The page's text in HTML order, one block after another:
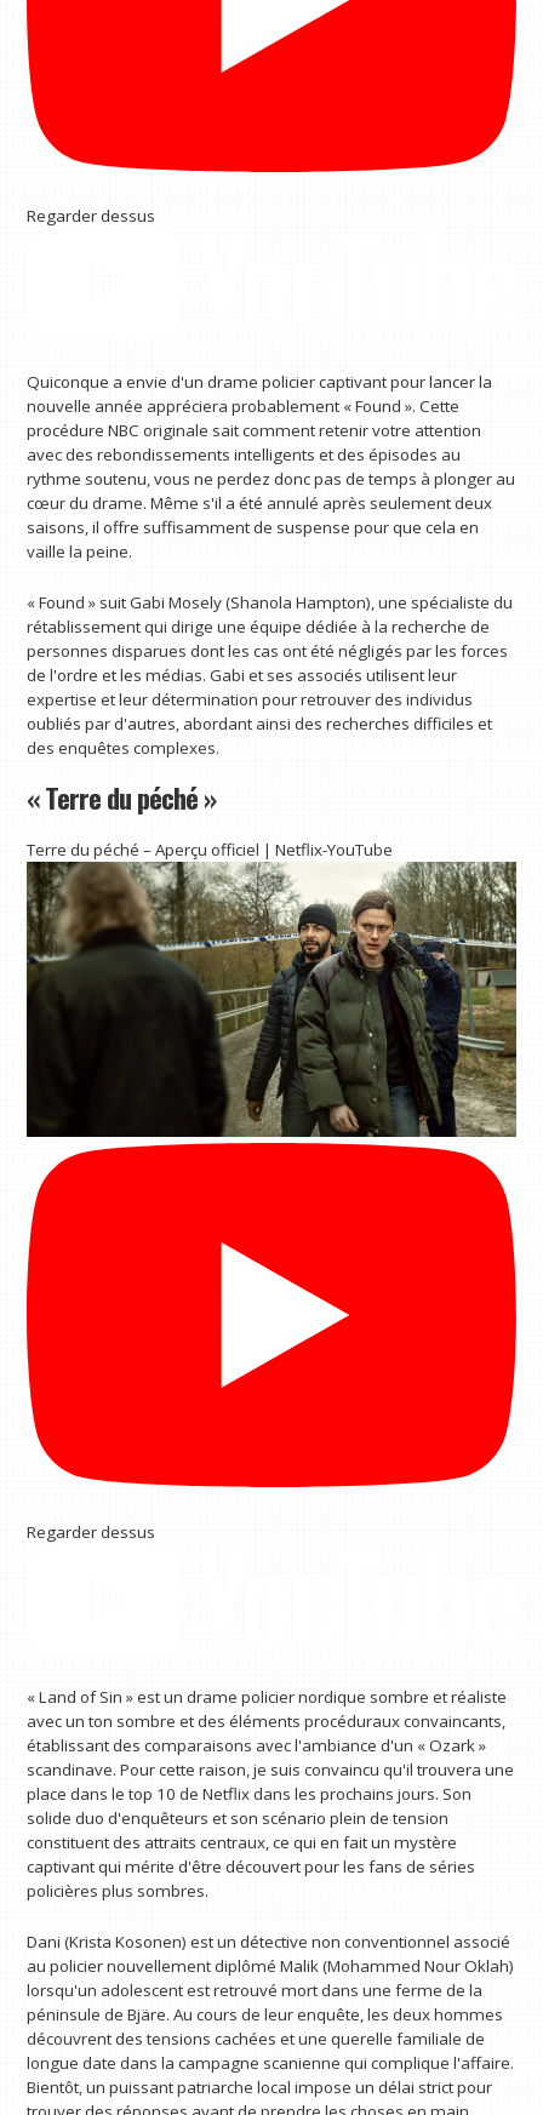
Regarder dessus
Quiconque a envie d'un drame policier captivant pour lancer la
nouvelle année appréciera probablement « Found ». Cette
procédure NBC originale sait comment retenir votre attention
avec des rebondissements intelligents et des épisodes au
rythme soutenu, vous ne perdez donc pas de temps à plonger au
cœur du drame. Même s'il a été annulé après seulement deux
saisons, il offre suffisamment de suspense pour que cela en
vaille la peine.
« Found » suit Gabi Mosely (Shanola Hampton), une spécialiste du
rétablissement qui dirige une équipe dédiée à la recherche de
personnes disparues dont les cas ont été négligés par les forces
de l'ordre et les médias. Gabi et ses associés utilisent leur
expertise et leur détermination pour retrouver des individus
oubliés par d'autres, abordant ainsi des recherches difficiles et
des enquêtes complexes.
« Terre du péché »
Terre du péché – Aperçu officiel | Netflix-YouTube
Regarder dessus
« Land of Sin » est un drame policier nordique sombre et réaliste
avec un ton sombre et des éléments procéduraux convaincants,
établissant des comparaisons avec l'ambiance d'un « Ozark »
scandinave. Pour cette raison, je suis convaincu qu'il trouvera une
place dans le top 10 de Netflix dans les prochains jours. Son
solide duo d'enquêteurs et son scénario plein de tension
constituent des attraits centraux, ce qui en fait un mystère
captivant qui mérite d'être découvert pour les fans de séries
policières plus sombres.
Dani (Krista Kosonen) est un détective non conventionnel associé
au policier nouvellement diplômé Malik (Mohammed Nour Oklah)
lorsqu'un adolescent est retrouvé mort dans une ferme de la
péninsule de Bjäre. Au cours de leur enquête, les deux hommes
découvrent des tensions cachées et une querelle familiale de
longue date dans la campagne scanienne qui complique l'affaire.
Bientôt, un puissant patriarche local impose un délai strict pour